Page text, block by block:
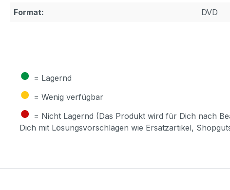
Format: DVD
● = Lagernd
● = Wenig verfügbar
● = Nicht Lagernd (Das Produkt wird für Dich nach
Dich mit Lösungsvorschlägen wie Ersatzartikel,